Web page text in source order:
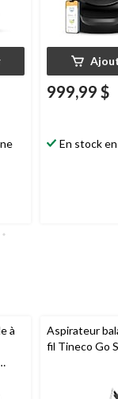
999,99 $
En stock
à
Aspirateur
fil Tineco Go